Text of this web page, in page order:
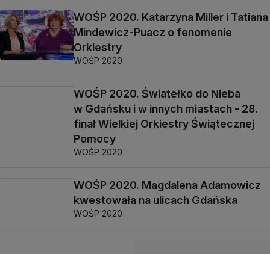
WOŚP 2020. Katarzyna Miller i Tatiana
Mindewicz-Puacz o fenomenie
Orkiestry
WOŚP 2020
WOŚP 2020. Światełko do Nieba
w Gdańsku i w innych miastach - 28.
finał Wielkiej Orkiestry Świątecznej
Pomocy
WOŚP 2020
WOŚP 2020. Magdalena Adamowicz
kwestowała na ulicach Gdańska
WOŚP 2020